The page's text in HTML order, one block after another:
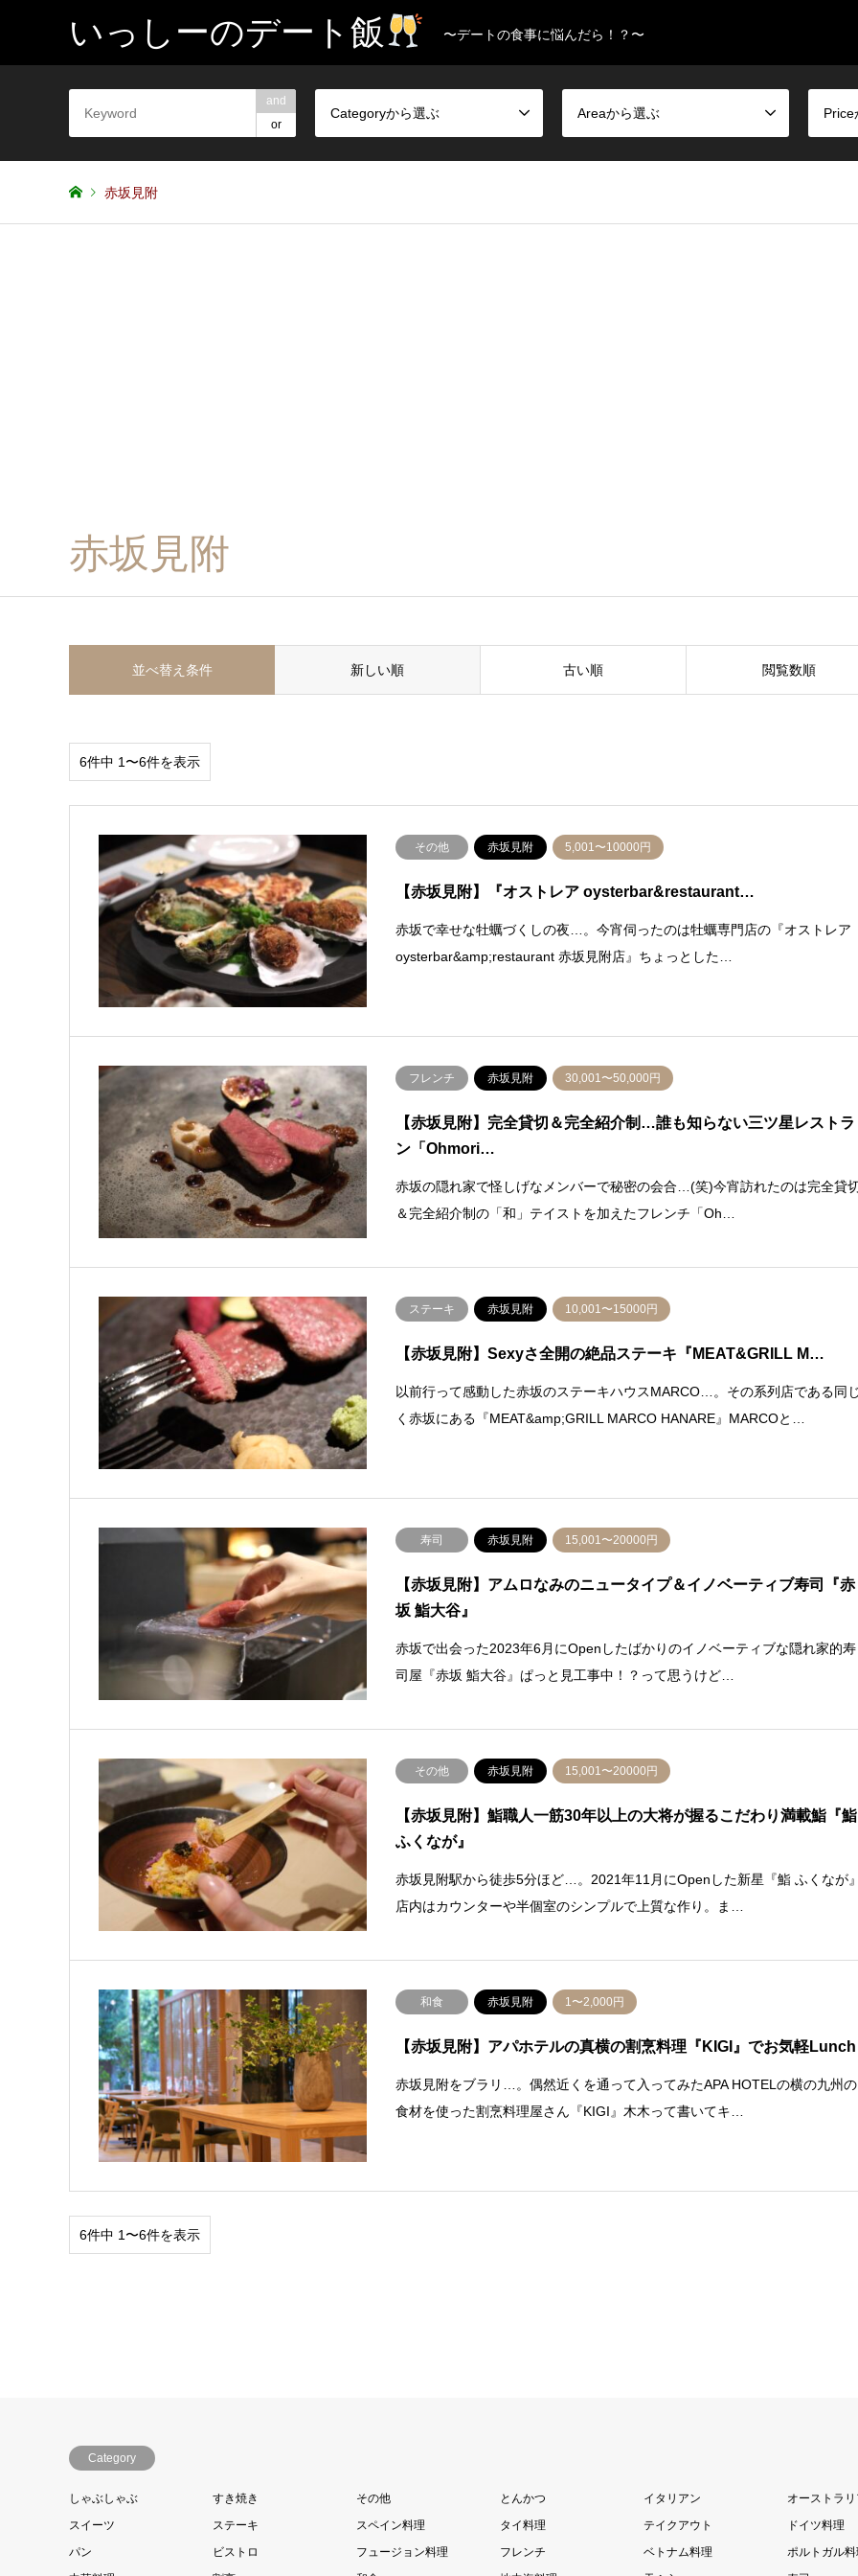
いっしーのデート飯 〜デートの食事に悩んだら！？〜
and
or
Categoryから選ぶ Areaから選ぶ Price
赤坂見附
赤坂見附
並べ替え条件 新しい順 古い順 閲覧数順
6件中 1〜6件を表示
その他 赤坂見附 5,001〜10000円
【赤坂見附】『オストレア oysterbar&restaurant…
赤坂で幸せな牡蠣づくしの夜…。今宵伺ったのは牡蠣専門店の『オストレア
oysterbar&amp;restaurant 赤坂見附店』ちょっとした…
フレンチ 赤坂見附 30,001〜50,000円
【赤坂見附】完全貸切＆完全紹介制…誰も知らない三ツ星レストラ
ン「Ohmori…
赤坂の隠れ家で怪しげなメンバーで秘密の会合…(笑)今宵訪れたのは完全貸
＆完全紹介制の「和」テイストを加えたフレンチ「Oh…
ステーキ 赤坂見附 10,001〜15000円
【赤坂見附】Sexyさ全開の絶品ステーキ『MEAT&GRILL M…
以前行って感動した赤坂のステーキハウスMARCO…。その系列店である同
く赤坂にある『MEAT&amp;GRILL MARCO HANARE』MARCOと…
寿司 赤坂見附 15,001〜20000円
【赤坂見附】アムロなみのニュータイプ＆イノベーティブ寿司『赤
坂 鮨大谷』
赤坂で出会った2023年6月にOpenしたばかりのイノベーティブな隠れ家的寿
司屋『赤坂 鮨大谷』ぱっと見工事中！？って思うけど…
その他 赤坂見附 15,001〜20000円
【赤坂見附】鮨職人一筋30年以上の大将が握るこだわり満載鮨『鮨
ふくなが』
赤坂見附駅から徒歩5分ほど…。2021年11月にOpenした新星『鮨 ふくなが
店内はカウンターや半個室のシンプルで上質な作り。ま…
和食 赤坂見附 1〜2,000円
【赤坂見附】アパホテルの真横の割烹料理『KIGI』でお気軽Lunch
赤坂見附をブラリ…。偶然近くを通って入ってみたAPA HOTELの横の九州の
食材を使った割烹料理屋さん『KIGI』木木って書いてキ…
6件中 1〜6件を表示
Category
しゃぶしゃぶ すき焼き その他 とんかつ イタリアン
オーストラ
スイーツ
ステーキ スペイン料理 タイ料理 テイクアウト
ドイツ料理
パン
ビストロ フュージョン料理 フレンチ ベトナム料理
ポルトガル